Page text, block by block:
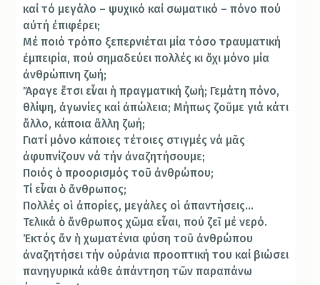
καί τό μεγάλο – ψυχικό καί σωματικό – πόνο πού
αὐτή ἐπιφέρει;
Μέ ποιό τρόπο ξεπερνιέται μία τόσο τραυματική
ἐμπειρία, πού σημαδεύει πολλές κι ὄχι μόνο μία
ἀνθρώπινη ζωή;
Ἄραγε ἔτσι εἶναι ἡ πραγματική ζωή; Γεμάτη πόνο,
θλίψη, ἀγωνίες καί ἀπώλεια; Μήπως ζοῦμε γιά κάτι
ἄλλο, κάποια ἄλλη ζωή;
Γιατί μόνο κάποιες τέτοιες στιγμές νά μᾶς
ἀφυπνίζουν νά τήν ἀναζητήσουμε;
Ποιός ὁ προορισμός τοῦ ἀνθρώπου;
Τί εἶναι ὁ ἄνθρωπος;
Πολλές οἱ ἀπορίες, μεγάλες οἱ ἀπαντήσεις…
Τελικά ὁ ἄνθρωπος χῶμα εἶναι, πού ζεῖ μέ νερό.
Ἐκτός ἄν ἡ χωματένια φύση τοῦ ἀνθρώπου
ἀναζητήσει τήν οὐράνια προοπτική του καί βιώσει
πανηγυρικά κάθε ἀπάντηση τῶν παραπάνω